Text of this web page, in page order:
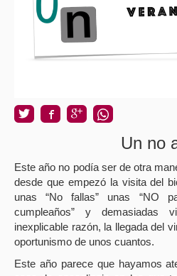
Un no
Este año no podía ser de otra
desde que empezó la visita del
unas “No fallas” unas “NO
cumpleaños” y demasiadas
inexplicable razón, la llegada del
oportunismo de unos cuantos.
Este año parece que hayamos